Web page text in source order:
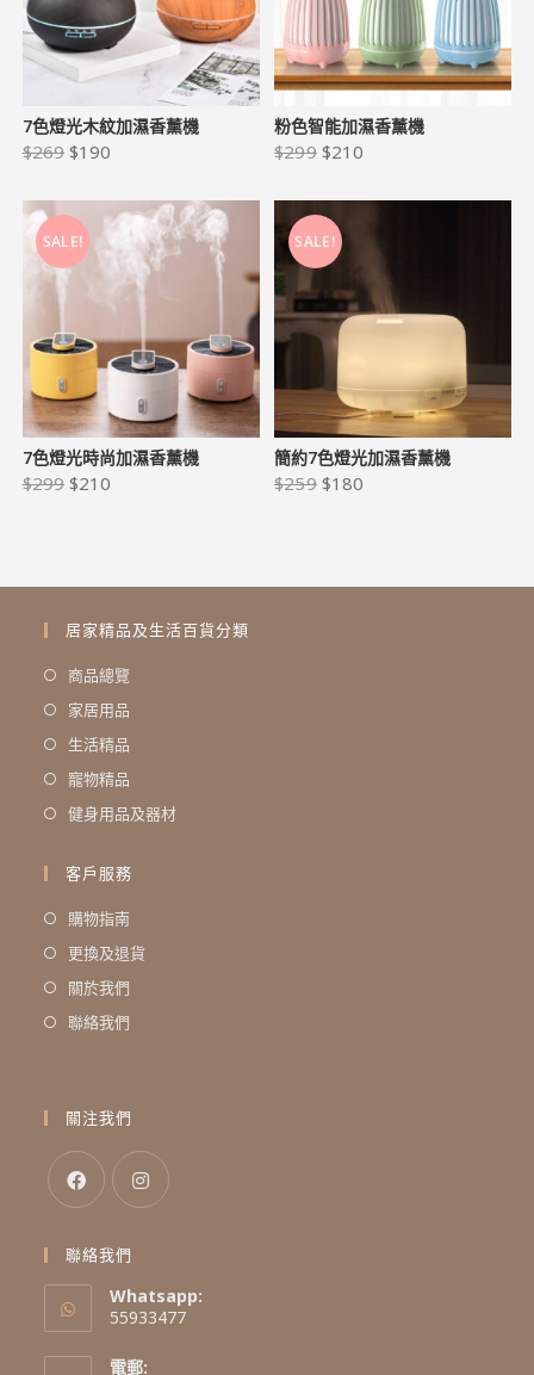
7色燈光木紋加濕香薰機
$269 $190
粉色智能加濕香薰機
$299 $210
SALE!
7色燈光時尚加濕香薰機
$299 $210
SALE!
簡約7色燈光加濕香薰機
$259 $180
居家精品及生活百貨分類
商品總覽
家居用品
生活精品
寵物精品
健身用品及器材
客戶服務
購物指南
更換及退貨
關於我們
聯絡我們
關注我們
聯絡我們
Whatsapp:
55933477
電郵: